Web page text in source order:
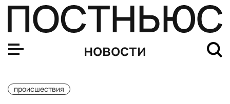
новости
происшествия
Мошенники массово обманывают россиян при